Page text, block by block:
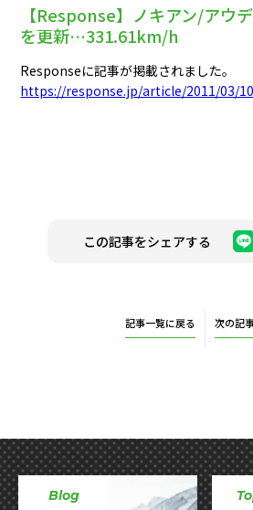
【Response】ノキアン/アウ
を更新…331.61km/h
Responseに記事が掲載されました。
https://response.jp/article/2011/03/
この記事をシェアする
記事一覧に戻る 次の記
Blog